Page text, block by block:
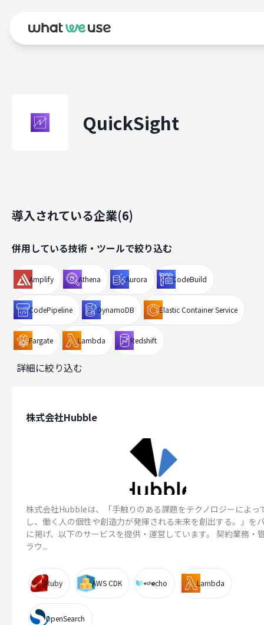
QuickSight
導入されている企業(6)
併用している技術・ツールで絞り込む
Amplify Athena Aurora CodeBuild
CodePipeline DynamoDB Elastic Container Service
Fargate Lambda Redshift
詳細に絞り込む
株式会社Hubble
株式会社Hubbleは、「手触りのある課題をテクノロジーによっ
し、働く人の個性や創造力が発揮される未来を創出する。」を
に掲げ、以下のサービスを提供・運営しています。 契約業務・
ラウ...
Ruby AWS CDK echo Lambda
OpenSearch